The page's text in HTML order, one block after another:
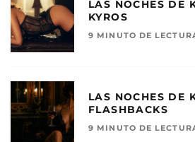
LAS NOCHES DE
KYROS
9 MINUTO DE
LAS NOCHES DE
FLASHBACKS
9 MINUTO DE